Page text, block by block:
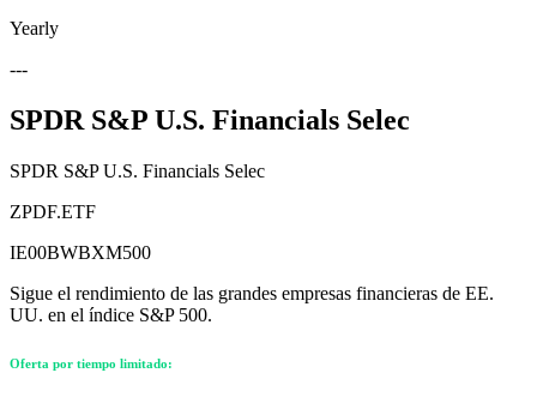
Yearly
---
SPDR S&P U.S. Financials Selec
SPDR S&P U.S. Financials Selec
ZPDF.ETF
IE00BWBXM500
Sigue el rendimiento de las grandes empresas financieras de EE.
UU. en el índice S&P 500.
Oferta por tiempo limitado: